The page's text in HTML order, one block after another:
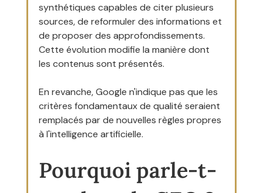
synthétiques capables de citer plusieurs
sources, de reformuler des informations et
de proposer des approfondissements.
Cette évolution modifie la manière dont
les contenus sont présentés.
En revanche, Google n'indique pas que les
critères fondamentaux de qualité seraient
remplacés par de nouvelles règles propres
à l'intelligence artificielle.
Pourquoi parle-t-